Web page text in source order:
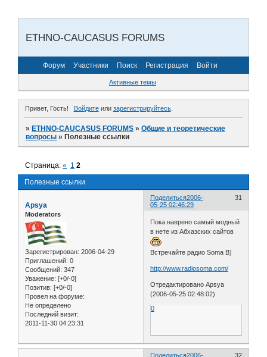
ETHNO-CAUCASUS FORUMS
Форум Участники Поиск Регистрация Войти
Активные темы
Привет, Гость! Войдитеили зарегистрируйтесь.
»ETHNO-CAUCASUS FORUMS »Общие и теоретические
вопросы »Полезные ссылки
Полезные ссылки
Страница:« 1 2
Поделиться 31
2006-
05-25 02:46:29
Apsya
Moderators
Зарегистрирован: 2006-04-29
Приглашений: 0
Сообщений: 347
Уважение: [+0/-0]
Позитив: [+0/-0]
Провел на форуме:
Не определено
Последний визит:
2011-11-30 04:23:31
Пока наврено самый модный
в нете из Абхазских сайтов
Встречайте радио Soma B)
http://www.radiosoma.com/
Отредактировано Apsya
(2006-05-25 02:48:02)
0
Поделиться 32
2006-